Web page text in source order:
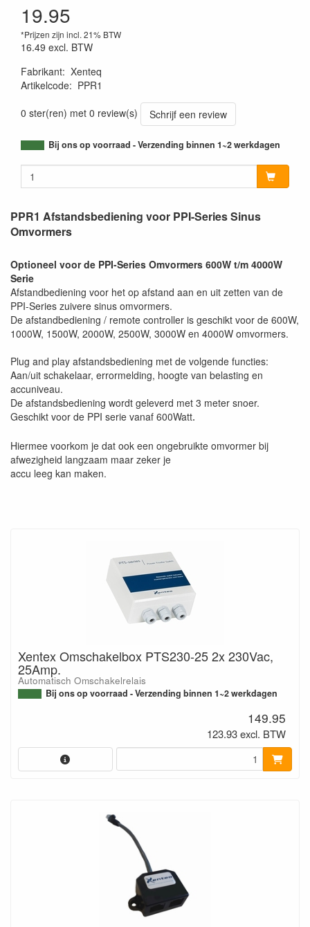
19.95
*Prijzen zijn incl. 21% BTW
16.49 excl. BTW
Fabrikant: Xenteq
Artikelcode: PPR1
0 ster(ren) met 0 review(s)
Schrijf een review
Bij ons op voorraad - Verzending binnen 1~2 werkdagen
PPR1 Afstandsbediening voor PPI-Series Sinus
Omvormers
Optioneel voor de PPI-Series Omvormers 600W t/m 4000W
Serie
Afstandbediening voor het op afstand aan en uit zetten van de
PPI-Series zuivere sinus omvormers.
De afstandbediening / remote controller is geschikt voor de 600W,
1000W, 1500W, 2000W, 2500W, 3000W en 4000W omvormers.
Plug and play afstandsbediening met de volgende functies:
Aan/uit schakelaar, errormelding, hoogte van belasting en
accuniveau.
De afstandsbediening wordt geleverd met 3 meter snoer.
Geschikt voor de PPI serie vanaf 600Watt.
Hiermee voorkom je dat ook een ongebruikte omvormer bij
afwezigheid langzaam maar zeker je
accu leeg kan maken.
Xentex Omschakelbox PTS230-25 2x 230Vac,
25Amp.
Automatisch Omschakelrelais
Bij ons op voorraad - Verzending binnen 1~2 werkdagen
149.95
123.93 excl. BTW